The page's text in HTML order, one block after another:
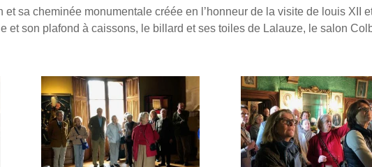
sa cheminée monumentale créée en l’honneur de la visite de louis XII
et son plafond à caissons, le billard et ses toiles de Lalauze, le salon